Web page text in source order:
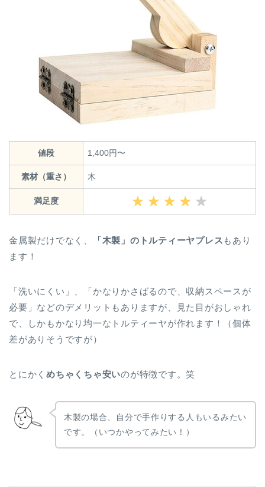
値段 1,400円〜
素材（重さ） 木
満足度
金属製だけでなく、 「木製」のトルティーヤプレス もあり
ます！
「洗いにくい」、「かなりかさばるので、収納スペースが
必要」などのデメリットもありますが、見た目がおしゃれ
で、しかもかなり均一なトルティーヤが作れます！（個体
差がありそうですが）
とにかくめちゃくちゃ安いのが特徴です。笑
木製の場合、自分で手作りする人もいるみたい
です。（いつかやってみたい！）